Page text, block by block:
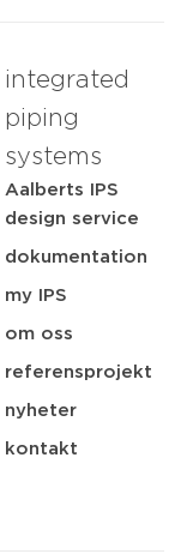
integrated
piping
systems
Aalberts IPS
design service
dokumentation
my IPS
om oss
referensprojekt
nyheter
kontakt